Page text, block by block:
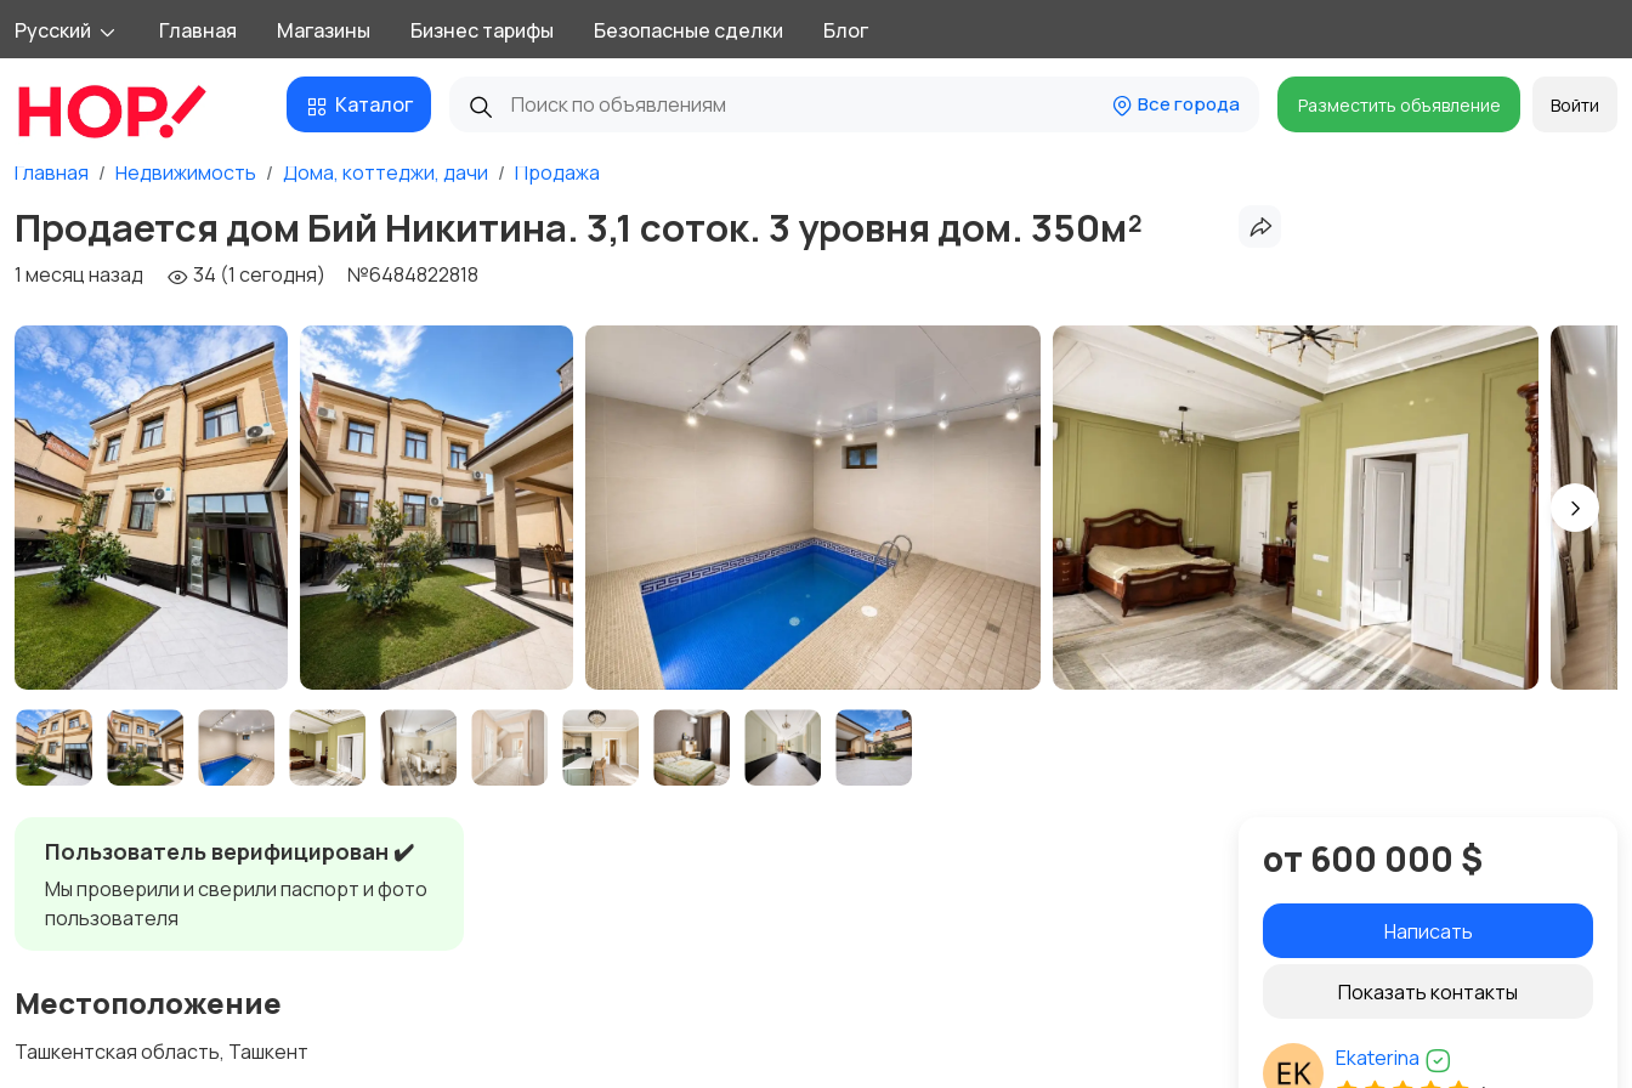
Русский Главная Магазины Бизнес тарифы Безопасные сделки Блог
Каталог Все города Разместить объявление Войти
Главная Недвижимость Дома, коттеджи, дачи Продажа
Продается дом Бий Никитина. 3,1 соток. 3 уровня дом. 350м²
1 месяц назад 34 (1 сегодня) №6484822818
Пользователь верифицирован ✔️
Мы проверили и сверили паспорт и фото
пользователя
Местоположение
Ташкентская область, Ташкент
от 600 000 $
Написать
Показать контакты
Ekaterina